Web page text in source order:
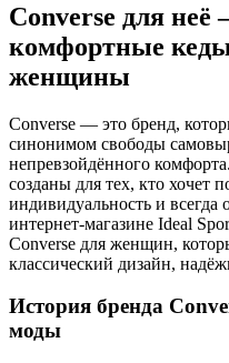
Converse для неё
комфортные
женщины
Converse — это бренд,
синонимом свободы
непревзойдённого
созданы для тех, кто хочет
индивидуальность и всегда
интернет-магазине Ideal
Converse для женщин,
классический дизайн,
История бренда
моды